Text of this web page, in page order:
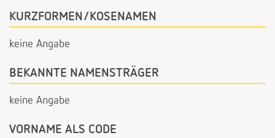
KURZFORMEN/KOSENAMEN
keine Angabe
BEKANNTE NAMENSTRÄGER
keine Angabe
VORNAME ALS CODE